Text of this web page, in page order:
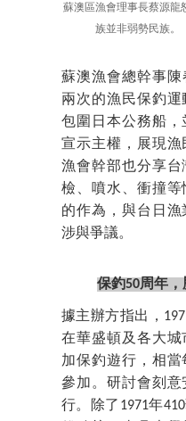
蘇澳區漁會理事長蔡源龍
族並非弱勢民族。
蘇澳漁會總幹事陳
兩次的漁民保釣
包圍日本公務船
宣示主權，展現
漁會幹部也分享
檢、噴水、衝撞
的作為，與台日
涉與爭議。
保釣50周年
據主辦方指出，
在華盛頓及各大
加保釣遊行，相
參加。研討會刻意
行。除了1971年